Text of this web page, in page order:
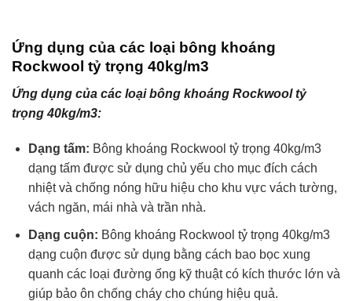
Ứng dụng của các loại bông khoáng
Rockwool tỷ trọng 40kg/m3
Ứng dụng của các loại bông khoáng Rockwool tỷ
trọng 40kg/m3:
Dạng tấm: Bông khoáng Rockwool tỷ trọng 40kg/m3
dạng tấm được sử dụng chủ yếu cho mục đích cách
nhiệt và chống nóng hữu hiệu cho khu vực vách tường,
vách ngăn, mái nhà và trần nhà.
Dạng cuộn: Bông khoáng Rockwool tỷ trọng 40kg/m3
dạng cuộn được sử dụng bằng cách bao bọc xung
quanh các loại đường ống kỹ thuật có kích thước lớn và
giúp bảo ôn chống cháy cho chúng hiệu quả.